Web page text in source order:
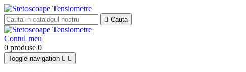
 Cauta
Contul meu
0 produse 0
Toggle navigation  